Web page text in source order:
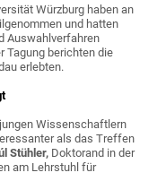
Würzburg haben an
und hatten
Auswahlverfahren
Tagung berichten die
erlebten.
Wissenschaftlern
als das Treffen
Stühler, Doktorand in der
am Lehrstuhl für